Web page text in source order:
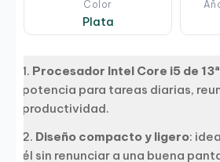
Color
Plata
Procesador Intel Core i5 de
potencia para tareas diarias,
productividad.
Diseño compacto y ligero:
él sin renunciar a una buena